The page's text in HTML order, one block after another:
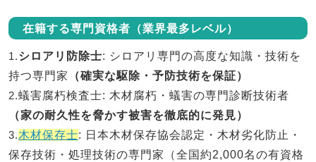
在籍する専門資格者（業界最多レベル）
1.シロアリ防除士: シロアリ専門の高度な知識・技術を
持つ専門家
（確実な駆除・予防技術を保証）
2.蟻害腐朽検査士: 木材腐朽・蟻害の専門診断技術者
（家の耐久性を脅かす被害を徹底的に発見）
3.木材保存士: 日本木材保存協会認定・木材劣化防止・
保存技術・処理技術の専門家（全国約2,000名の有資格